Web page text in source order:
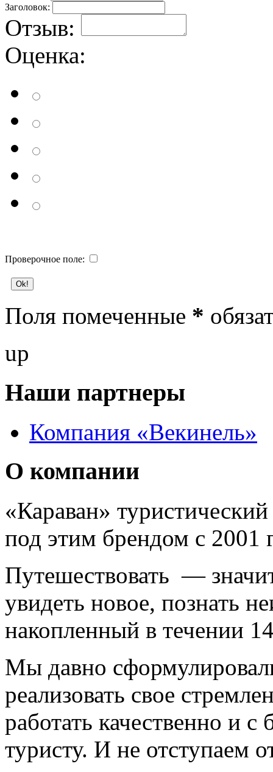
Заголовок:
Отзыв:
Оценка:
Проверочное поле:
Поля помеченные *
up
Наши партнеры
Компания «Векинель»
О компании
«Караван»
под этим брендом с 2001
Путешествовать —
увидеть новое, познать
накопленный в течении
Мы давно
реализовать свое
работать качественно и
туристу. И не отступаем